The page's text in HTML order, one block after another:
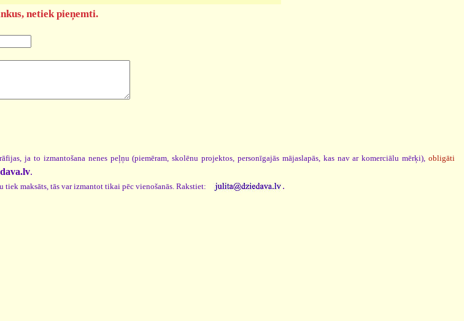
netiek pieņemti.
ja to izmantošana nenes peļņu (piemēram, skolēnu projektos, personīgajās mājaslapās, kas nav ar komerciālu mērķi), obligāti
.
tiek maksāts, tās var izmantot tikai pēc vienošanās. Rakstiet: .